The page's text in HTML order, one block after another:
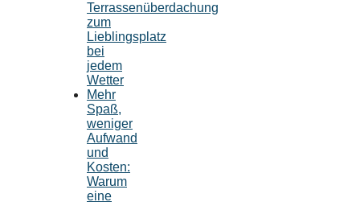
Terrassenüberdachung
zum
Lieblingsplatz
bei
jedem
Wetter
Mehr
Spaß,
weniger
Aufwand
und
Kosten:
Warum
eine